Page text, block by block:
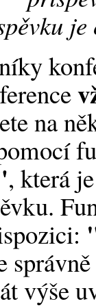
je
na
, která
výše